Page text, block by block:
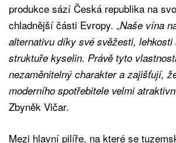
produkce sází Česká republika na
chladnější části Evropy. „Naše vína
alternativu díky své svěžesti, lehkosti
struktuře kyselin. Právě tyto
nezaměnitelný charakter a zajišťují,
moderního spotřebitele velmi
Zbyněk Vičar.
Mezi hlavní pilíře, na které se